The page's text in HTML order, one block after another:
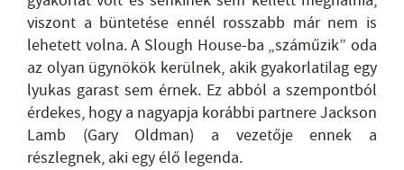
viszont a büntetése ennél rosszabb már nem is
lehetett volna. A Slough House-ba „száműzik” oda
az olyan ügynökök kerülnek, akik gyakorlatilag egy
lyukas garast sem érnek. Ez abból a szempontból
érdekes, hogy a nagyapja korábbi partnere Jackson
Lamb (Gary Oldman) a vezetője ennek a
részlegnek, aki egy élő legenda.